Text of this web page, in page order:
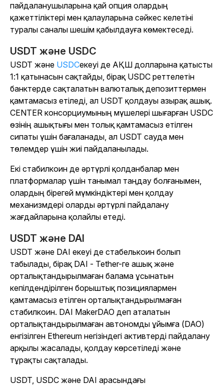
пайдаланушыларына қай опция олардың
қажеттіліктері мен қалауларына сәйкес келетіні
туралы саналы шешім қабылдауға көмектеседі.
USDT және USDC
USDT және USDCекеуі де АҚШ долларына қатысты
1:1 қатынасын сақтайды, бірақ USDC реттелетін
банктерде сақталатын валюталық депозиттермен
қамтамасыз етіледі, ал USDT қолдауы азырақ ашық.
CENTER консорциумының мүшелері шығарған USDC
өзінің ашықтығы мен толық қамтамасыз етілген
сипаты үшін бағаланады, ал USDT сауда мен
төлемдер үшін жиі пайдаланылады.
Екі стабилкоин де әртүрлі қолданбалар мен
платформалар үшін танымал таңдау болғанымен,
олардың бірегей мүмкіндіктері мен қолдау
механизмдері оларды әртүрлі пайдалану
жағдайларына қолайлы етеді.
USDT және DAI
USDT және DAI екеуі де стабелькоин болып
табылады, бірақ DAI - Tether-ге ашық және
орталықтандырылмаған балама ұсынатын
кепілдендірілген борыштық позициялармен
қамтамасыз етілген орталықтандырылмаған
стабилкоин. DAI MakerDAO деп аталатын
орталықтандырылмаған автономды ұйымға (DAO)
енгізілген Ethereum негізіндегі активтерді пайдалану
арқылы жасалады, қолдау көрсетіледі және
тұрақты сақталады.
USDT, USDC және DAI арасындағы